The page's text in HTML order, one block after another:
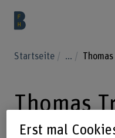
Startseite ...
Thomas
Erst mal